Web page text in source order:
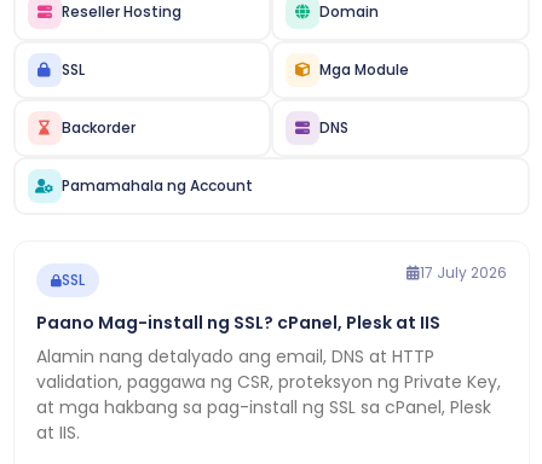
Reseller Hosting Domain
SSL Mga Module
Backorder DNS
Pamamahala ng Account
SSL 17 July 2026
Paano Mag-install ng SSL? cPanel, Plesk at IIS
Alamin nang detalyado ang email, DNS at HTTP
validation, paggawa ng CSR, proteksyon ng Private Key,
at mga hakbang sa pag-install ng SSL sa cPanel, Plesk
at IIS.